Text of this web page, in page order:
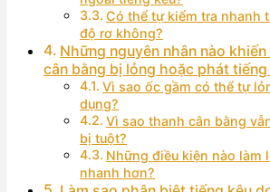
Có thể tự kiểm tra nhanh
độ rơ không?
Những nguyên nhân nào
cân bằng bị lỏng hoặc phát tiếng
Vì sao ốc gầm có thể tự
dụng?
Vì sao thanh cân bằng
bị tuột?
Những điều kiện nào làm
nhanh hơn?